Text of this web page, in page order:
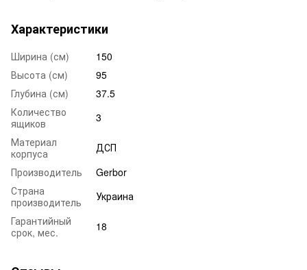
Характеристики
Ширина (см)
150
Высота (см)
95
Глубина (см)
37.5
Количество
ящиков
3
Материал
корпуса
ДСП
Производитель
Gerbor
Страна
производитель
Украина
Гарантийный
срок, мес.
18